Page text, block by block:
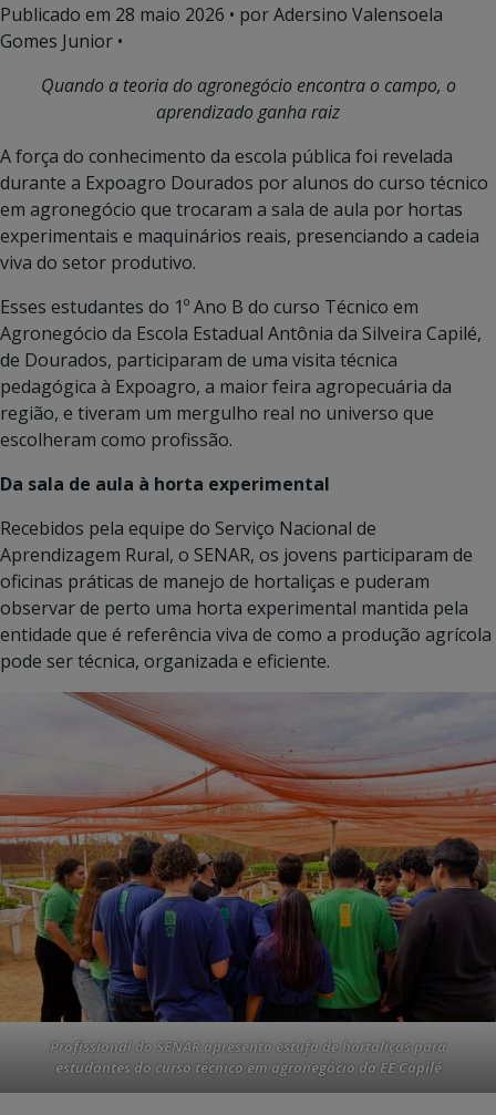
Publicado em 28 maio 2026 • por Adersino Valensoela
Gomes Junior •
Quando a teoria do agronegócio encontra o campo, o
aprendizado ganha raiz
A força do conhecimento da escola pública foi revelada
durante a Expoagro Dourados por alunos do curso técnico
em agronegócio que trocaram a sala de aula por hortas
experimentais e maquinários reais, presenciando a cadeia
viva do setor produtivo.
Esses estudantes do 1º Ano B do curso Técnico em
Agronegócio da Escola Estadual Antônia da Silveira Capilé,
de Dourados, participaram de uma visita técnica
pedagógica à Expoagro, a maior feira agropecuária da
região, e tiveram um mergulho real no universo que
escolheram como profissão.
Da sala de aula à horta experimental
Recebidos pela equipe do Serviço Nacional de
Aprendizagem Rural, o SENAR, os jovens participaram de
oficinas práticas de manejo de hortaliças e puderam
observar de perto uma horta experimental mantida pela
entidade que é referência viva de como a produção agrícola
pode ser técnica, organizada e eficiente.
Profissional do SENAR apresenta estufa de hortaliças para
estudantes do curso técnico em agronegócio da EE Capilé